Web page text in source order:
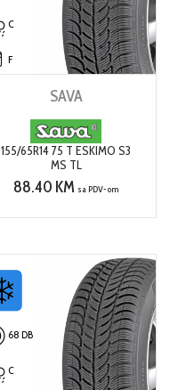
C
F
SAVA
155/65R14 75 T ESKIMO S3
MS TL
88.40 KM sa PDV-om
68 DB
C